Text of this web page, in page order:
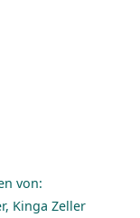
von:
Kinga Zeller